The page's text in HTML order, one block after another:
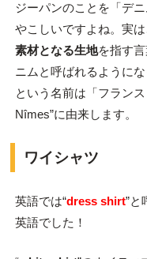
ジーパンのことを「デ
やこしいですよね。実
素材となる生地を指す
ニムと呼ばれるように
という名前は「フラン
Nîmes”に由来します。
ワイシャツ
英語では“dress shirt”と
英語でした！